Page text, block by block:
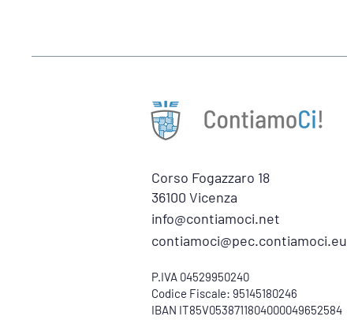
Corso Fogazzaro 18
36100 Vicenza
info@contiamoci.net
contiamoci@pec.contiamoci.eu
P.IVA 04529950240
Codice Fiscale: 95145180246
IBAN IT85V0538711804000049652584